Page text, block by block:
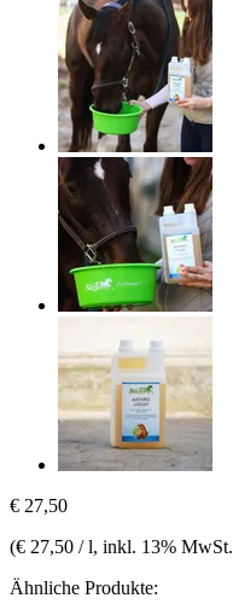
€ 27,50
(€ 27,50 / l, inkl. 13% MwSt.
Ähnliche Produkte: